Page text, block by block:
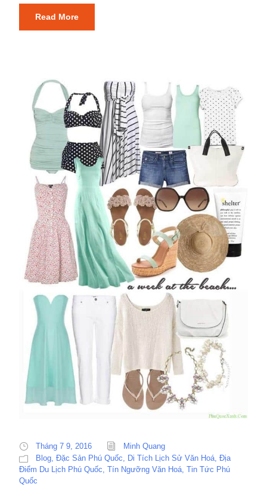
Read More
Tháng 7 9, 2016
Minh Quang
Blog Đặc Sản Phú Quốc Di Tích Lịch Sử Văn Hoá Địa
Điểm Du Lịch Phú Quốc Tín Ngưỡng Văn Hoá Tin Tức Phú
Quốc